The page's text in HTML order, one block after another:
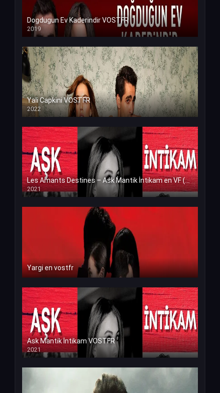
Dogdugun Ev Kaderindir VOSTFR
2019
Yali Capkini VOSTFR
2022
Les Amants Destines – Ask Mantik İntikam en VF (Voix Francaise)
2021
Yargi en vostfr
Ask Mantik İntikam VOSTFR
2021